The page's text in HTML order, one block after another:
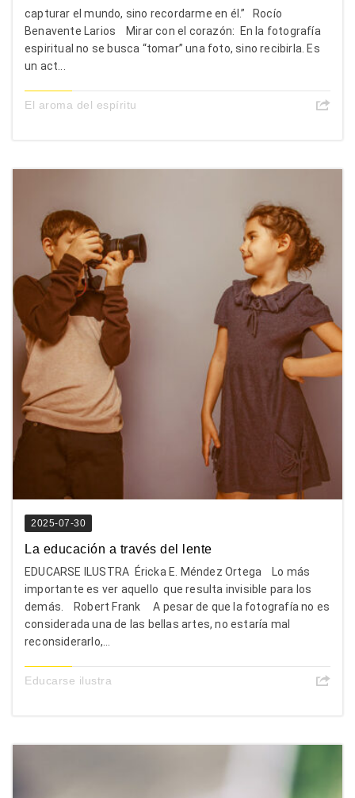
capturar el mundo, sino recordarme en él.” Rocío
Benavente Larios Mirar con el corazón: En la fotografía
espiritual no se busca “tomar” una foto, sino recibirla. Es
un act...
El aroma del espíritu
2025-07-30
La educación a través del lente
EDUCARSE ILUSTRA Éricka E. Méndez Ortega Lo más
importante es ver aquello que resulta invisible para los
demás. Robert Frank A pesar de que la fotografía no es
considerada una de las bellas artes, no estaría mal
reconsiderarlo,...
Educarse ilustra